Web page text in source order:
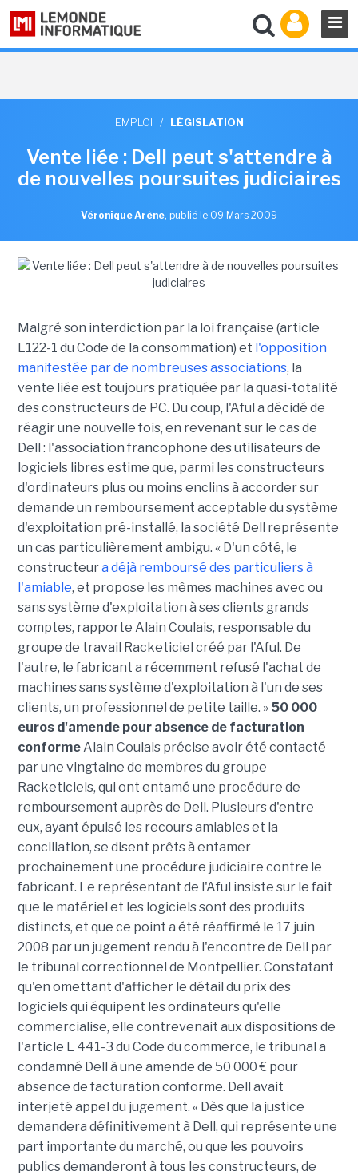
EMPLOI / LÉGISLATION
Vente liée : Dell peut s'attendre à
de nouvelles poursuites judiciaires
Véronique Arène, publié le 09 Mars 2009
Malgré son interdiction par la loi française (article
L122-1 du Code de la consommation) et l'opposition
manifestée par de nombreuses associations, la
vente liée est toujours pratiquée par la quasi-totalité
des constructeurs de PC. Du coup, l'Aful a décidé de
réagir une nouvelle fois, en revenant sur le cas de
Dell : l'association francophone des utilisateurs de
logiciels libres estime que, parmi les constructeurs
d'ordinateurs plus ou moins enclins à accorder sur
demande un remboursement acceptable du système
d'exploitation pré-installé, la société Dell représente
un cas particulièrement ambigu. « D'un côté, le
constructeura déjà remboursé des particuliers à
l'amiable, et propose les mêmes machines avec ou
sans système d'exploitation à ses clients grands
comptes, rapporte Alain Coulais, responsable du
groupe de travail Racketiciel créé par l'Aful. De
l'autre, le fabricant a récemment refusé l'achat de
machines sans système d'exploitation à l'un de ses
clients, un professionnel de petite taille. » 50 000
euros d'amende pour absence de facturation
conformeAlain Coulais précise avoir été contacté
par une vingtaine de membres du groupe
Racketiciels, qui ont entamé une procédure de
remboursement auprès de Dell. Plusieurs d'entre
eux, ayant épuisé les recours amiables et la
conciliation, se disent prêts à entamer
prochainement une procédure judiciaire contre le
fabricant. Le représentant de l'Aful insiste sur le fait
que le matériel et les logiciels sont des produits
distincts, et que ce point a été réaffirmé le 17 juin
2008 par un jugement rendu à l'encontre de Dell par
le tribunal correctionnel de Montpellier. Constatant
qu'en omettant d'afficher le détail du prix des
logiciels qui équipent les ordinateurs qu'elle
commercialise, elle contrevenait aux dispositions de
l'article L 441-3 du Code du commerce, le tribunal a
condamné Dell à une amende de 50 000 € pour
absence de facturation conforme. Dell avait
interjeté appel du jugement. « Dès que la justice
demandera définitivement à Dell, qui représente une
part importante du marché, ou que les pouvoirs
publics demanderont à tous les constructeurs, de